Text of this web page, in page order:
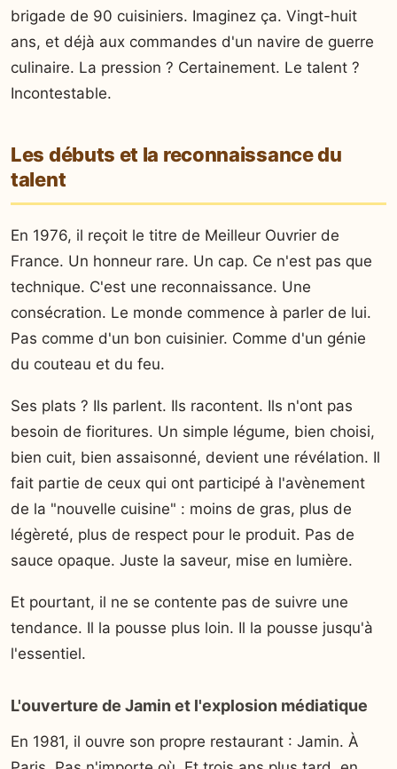
brigade de 90 cuisiniers. Imaginez ça. Vingt-huit
ans, et déjà aux commandes d'un navire de guerre
culinaire. La pression ? Certainement. Le talent ?
Incontestable.
Les débuts et la reconnaissance du
talent
En 1976, il reçoit le titre de Meilleur Ouvrier de
France. Un honneur rare. Un cap. Ce n'est pas que
technique. C'est une reconnaissance. Une
consécration. Le monde commence à parler de lui.
Pas comme d'un bon cuisinier. Comme d'un génie
du couteau et du feu.
Ses plats ? Ils parlent. Ils racontent. Ils n'ont pas
besoin de fioritures. Un simple légume, bien choisi,
bien cuit, bien assaisonné, devient une révélation. Il
fait partie de ceux qui ont participé à l'avènement
de la "nouvelle cuisine" : moins de gras, plus de
légèreté, plus de respect pour le produit. Pas de
sauce opaque. Juste la saveur, mise en lumière.
Et pourtant, il ne se contente pas de suivre une
tendance. Il la pousse plus loin. Il la pousse jusqu'à
l'essentiel.
L'ouverture de Jamin et l'explosion médiatique
En 1981, il ouvre son propre restaurant : Jamin. À